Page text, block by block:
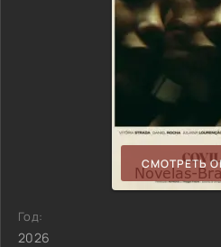
СМОТРЕТЬ
Год:
2026